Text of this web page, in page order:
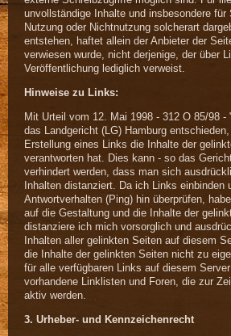
unvollständige Inhalte und insbesondere für
Nutzung oder Nichtnutzung solcherart
entstehen, haftet allein der Anbieter der
verwiesen wurde, nicht derjenige, der über
Veröffentlichung lediglich verweist.
Hinweise zu Links:
Mit Urteil vom 12. Mai 1998 - 312 O 85/98
das Landgericht (LG) Hamburg
Erstellung eines Links die Inhalte der
verantworten hat. Dies kann - so das
verhindert werden, dass man sich
Inhalten distanziert. Da ich Links einbinden
Antwortverhalten (Ping) hin überprüfen,
auf die Gestaltung und die Inhalte der
distanziere ich mich vorsorglich und
Inhalten aller gelinkten Seiten auf diesem
die Inhalte der gelinkten Seiten nicht zu
für alle verfügbaren Links auf diesem Server
vorhandene Linklisten und Foren, die zur
aktiv werden.
3. Urheber- und Kennzeichenrecht